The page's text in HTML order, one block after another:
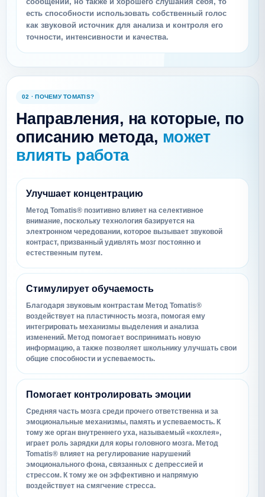
есть способности использовать собственный голос
как звуковой источник для анализа и контроля его
точности, интенсивности и качества.
02 · ПОЧЕМУ TOMATIS?
Направления, на которые, по
описанию метода, может
влиять работа
Улучшает концентрацию
Метод Tomatis® позитивно влияет на селективное
внимание, поскольку технология базируется на
электронном чередовании, которое вызывает звуковой
контраст, призванный удивлять мозг постоянно и
естественным путем.
Стимулирует обучаемость
Благодаря звуковым контрастам Метод Tomatis®
воздействует на пластичность мозга, помогая ему
интегрировать механизмы выделения и анализа
изменений. Метод помогает воспринимать новую
информацию, а также позволяет школьнику улучшать свои
общие способности и успеваемость.
Помогает контролировать эмоции
Средняя часть мозга среди прочего ответственна и за
эмоциональные механизмы, память и успеваемость. К
тому же орган внутреннего уха, называемый «кохлея»,
играет роль зарядки для коры головного мозга. Метод
Tomatis® влияет на регулирование нарушений
эмоционального фона, связанных с депрессией и
стрессом. К тому же он эффективно и напрямую
воздействует на смягчение стресса.